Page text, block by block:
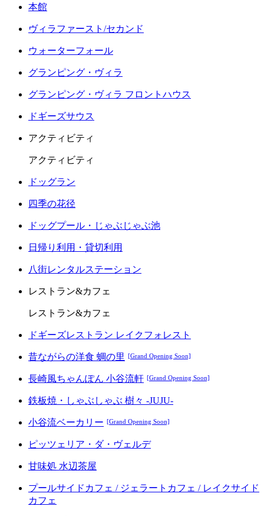
本館
ヴィラファースト/セカンド
ウォーターフォール
グランピング・ヴィラ
グランピング・ヴィラ フロントハウス
ドギーズサウス
アクティビティ
アクティビティ
ドッグラン
四季の花径
ドッグプール・じゃぶじゃぶ池
日帰り利用・貸切利用
八街レンタルステーション
レストラン&カフェ
レストラン&カフェ
ドギーズレストラン レイクフォレスト
昔ながらの洋食 蜩の里 [Grand Opening Soon]
長崎風ちゃんぽん 小谷流軒 [Grand Opening Soon]
鉄板焼・しゃぶしゃぶ 樹々 -JUJU-
小谷流ベーカリー [Grand Opening Soon]
ピッツェリア・ダ・ヴェルデ
甘味処 水辺茶屋
プールサイドカフェ / ジェラートカフェ / レイクサイド
カフェ